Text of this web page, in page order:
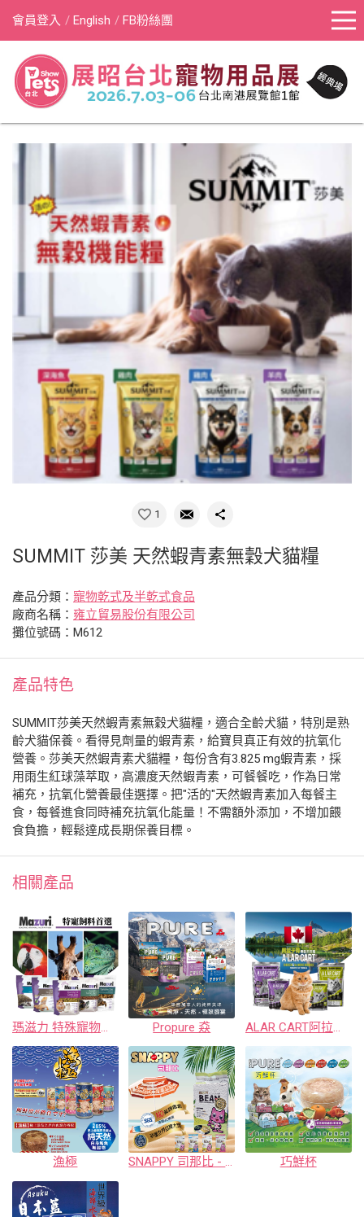
會員登入 English FB粉絲團
1
SUMMIT 莎美 天然蝦青素無穀犬貓糧
產品分類： 寵物乾式及半乾式食品
廠商名稱： 雍立貿易股份有限公司
攤位號碼：M612
產品特色
SUMMIT莎美天然蝦青素無穀犬貓糧，適合全齡犬貓，特別是熟
齡犬貓保養。看得見劑量的蝦青素，給寶貝真正有效的抗氧化
營養。莎美天然蝦青素犬貓糧，每份含有3.825 mg蝦青素，採
用雨生紅球藻萃取，高濃度天然蝦青素，可餐餐吃，作為日常
補充，抗氧化營養最佳選擇。把"活的"天然蝦青素加入每餐主
食，每餐進食同時補充抗氧化能量！不需額外添加，不增加餵
食負擔，輕鬆達成長期保養目標。
相關產品
瑪滋力 特殊寵物飼料 Propure 猋 ALAR CART阿拉卡特 全齡貓無榖天然糧
漁極 SNAPPY 司那比 - 豌豆纖維豆腐砂 巧鮮杯